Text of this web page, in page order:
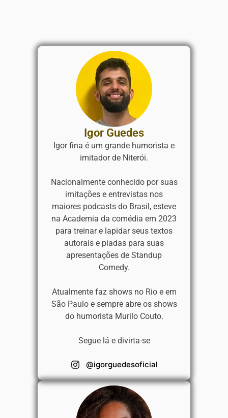
Igor Guedes
Igor fina é um grande humorista e
imitador de Niterói.
Nacionalmente conhecido por suas
imitações e entrevistas nos
maiores podcasts do Brasil, esteve
na Academia da comédia em 2023
para treinar e lapidar seus textos
autorais e piadas para suas
apresentações de Standup
Comedy.
Atualmente faz shows no Rio e em
São Paulo e sempre abre os shows
do humorista Murilo Couto.
Segue lá e divirta-se
@igorguedesoficial